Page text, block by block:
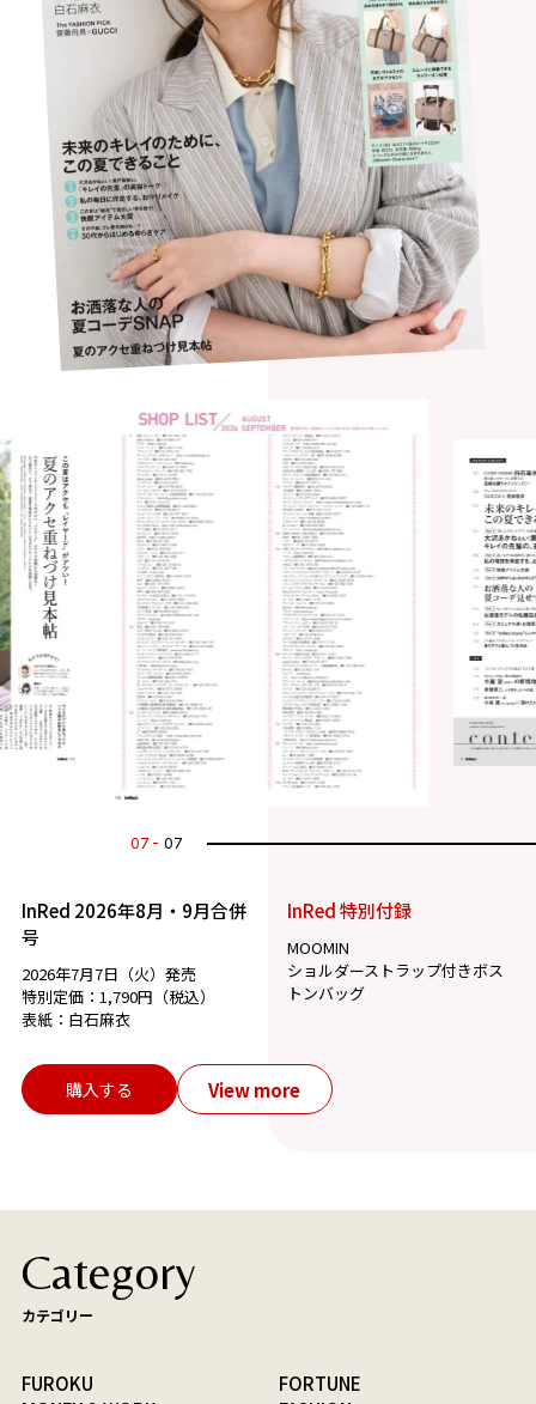
07 07
InRed 2026年8月・9月合併
号
2026年7月7日（火）発売
特別定価：1,790円（税込）
表紙：白石麻衣
InRed 特別付録
MOOMIN
ショルダーストラップ付きボス
トンバッグ
購入する View more
Category
カテゴリー
FUROKU
FORTUNE